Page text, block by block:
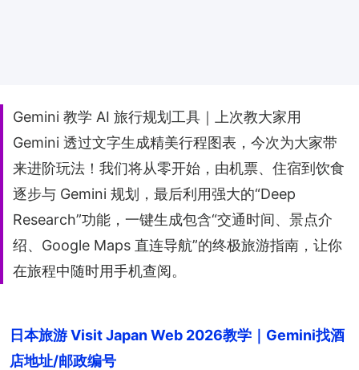
Gemini 教学 AI 旅行规划工具｜上次教大家用
Gemini 透过文字生成精美行程图表，今次为大家带
来进阶玩法！我们将从零开始，由机票、住宿到饮食
逐步与 Gemini 规划，最后利用强大的“Deep
Research”功能，一键生成包含“交通时间、景点介
绍、Google Maps 直连导航”的终极旅游指南，让你
在旅程中随时用手机查阅。
日本旅游 Visit Japan Web 2026教学｜Gemini找酒
店地址/邮政编号